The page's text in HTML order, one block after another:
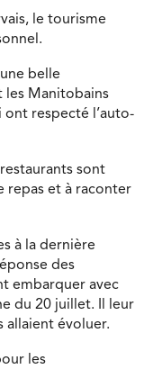
le tourisme
belle
les Manitobains
ont respecté l’auto-
sont
repas et à raconter
à la dernière
des
embarquer avec
du 20 juillet. Il leur
allaient évoluer.
les